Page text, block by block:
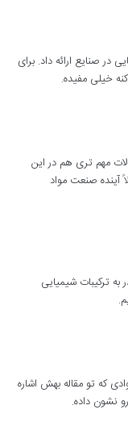
صنایع ارائه داد. برای
خیلی مفیده.
مهم تری هم در این
آینده صنعت مواد
ترکیبات شیمیایی
که تو مقاله بهش اشاره
نشون داده.